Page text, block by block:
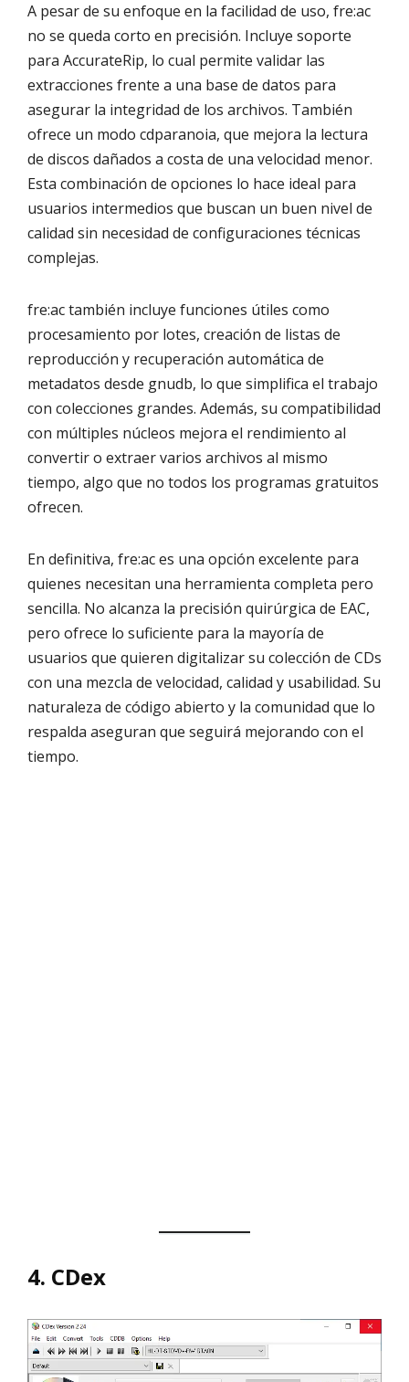
A pesar de su enfoque en la facilidad de uso, fre:ac
no se queda corto en precisión. Incluye soporte
para AccurateRip, lo cual permite validar las
extracciones frente a una base de datos para
asegurar la integridad de los archivos. También
ofrece un modo cdparanoia, que mejora la lectura
de discos dañados a costa de una velocidad menor.
Esta combinación de opciones lo hace ideal para
usuarios intermedios que buscan un buen nivel de
calidad sin necesidad de configuraciones técnicas
complejas.
fre:ac también incluye funciones útiles como
procesamiento por lotes, creación de listas de
reproducción y recuperación automática de
metadatos desde gnudb, lo que simplifica el trabajo
con colecciones grandes. Además, su compatibilidad
con múltiples núcleos mejora el rendimiento al
convertir o extraer varios archivos al mismo
tiempo, algo que no todos los programas gratuitos
ofrecen.
En definitiva, fre:ac es una opción excelente para
quienes necesitan una herramienta completa pero
sencilla. No alcanza la precisión quirúrgica de EAC,
pero ofrece lo suficiente para la mayoría de
usuarios que quieren digitalizar su colección de CDs
con una mezcla de velocidad, calidad y usabilidad. Su
naturaleza de código abierto y la comunidad que lo
respalda aseguran que seguirá mejorando con el
tiempo.
4. CDex